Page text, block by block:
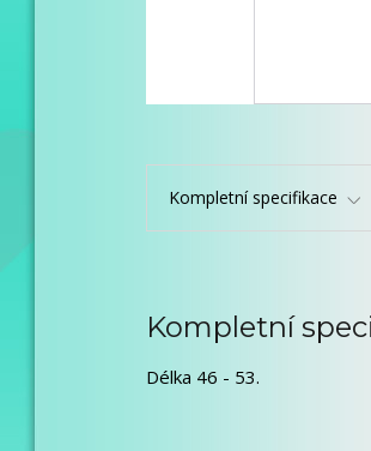
Kompletní specifikace
Kompletní
Délka 46 - 53.